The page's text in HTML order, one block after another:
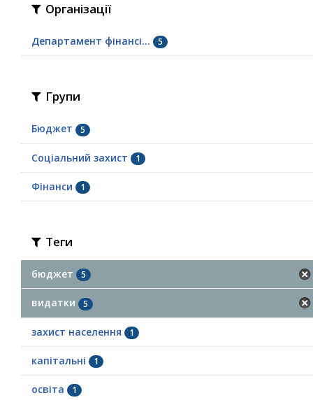
Організації
Департамент фінансі... 5
Групи
Бюджет 5
Соціальний захист 1
Фінанси 1
Теги
бюджет 5
видатки 5
захист населення 1
капітальні 1
освіта 1